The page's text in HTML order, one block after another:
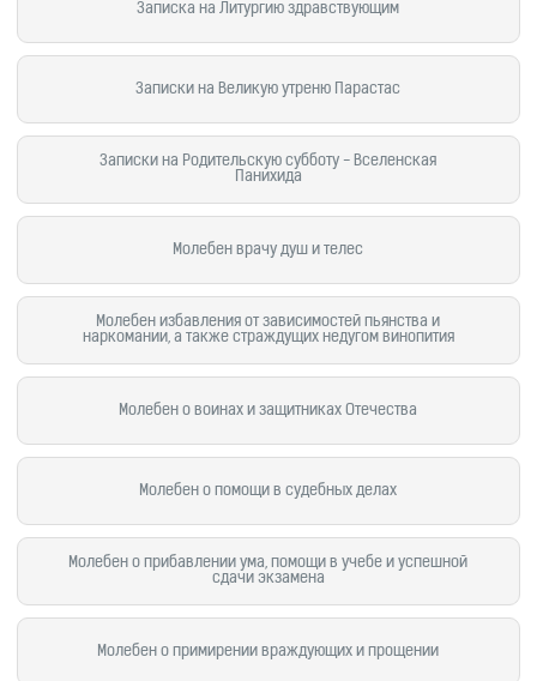
Записка на Литургию здравствующим
Записки на Великую утреню Парастас
Записки на Родительскую субботу - Вселенская
Панихида
Молебен врачу душ и телес
Молебен избавления от зависимостей пьянства и
наркомании, а также страждущих недугом винопития
Молебен о воинах и защитниках Отечества
Молебен о помощи в судебных делах
Молебен о прибавлении ума, помощи в учебе и успешной
сдачи экзамена
Молебен о примирении враждующих и прощении